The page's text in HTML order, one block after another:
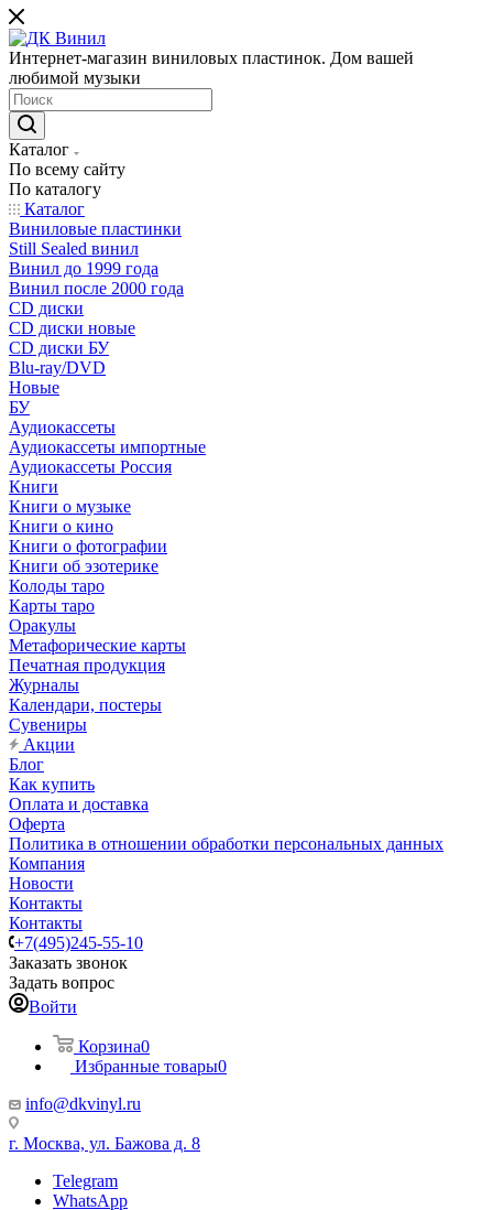
Интернет-магазин виниловых пластинок. Дом вашей
любимой музыки
Каталог
По всему сайту
По каталогу
Каталог
Виниловые пластинки
Still Sealed винил
Винил до 1999 года
Винил после 2000 года
CD диски
CD диски новые
CD диски БУ
Blu-ray/DVD
Новые
БУ
Аудиокассеты
Аудиокассеты импортные
Аудиокассеты Россия
Книги
Книги о музыке
Книги о кино
Книги о фотографии
Книги об эзотерике
Колоды таро
Карты таро
Оракулы
Метафорические карты
Печатная продукция
Журналы
Календари, постеры
Сувениры
Акции
Блог
Как купить
Оплата и доставка
Оферта
Политика в отношении обработки персональных данных
Компания
Новости
Контакты
Контакты
+7(495)245-55-10
Заказать звонок
Задать вопрос
Войти
Корзина0
Избранные товары0
info@dkvinyl.ru
г. Москва, ул. Бажова д. 8
Telegram
WhatsApp